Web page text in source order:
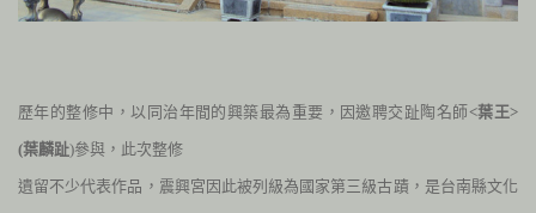
歷年的整修中，以同治年間的興築最為重要，因邀聘交趾陶名師<葉王>
(葉麟趾)參與，此次整修
遺留不少代表作品，震興宮因此被列級為國家第三級古蹟，是台南縣文化